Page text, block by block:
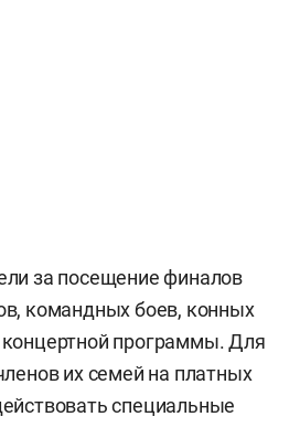
за посещение финалов
командных боев, конных
программы. Для
их семей на платных
специальные